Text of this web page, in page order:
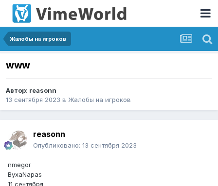
Жалобы на игроков
www
Автор: reasonn
13 сентября 2023 в Жалобы на игроков
reasonn
Опубликовано: 13 сентября 2023
nmegor
ByxaNapas
11 сентября